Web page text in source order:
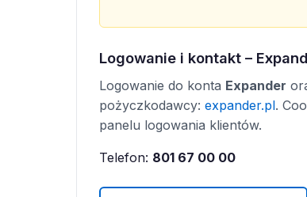
Logowanie i kontakt –
Logowanie do konta Expander
pożyczkodawcy: expander.pl.
panelu logowania klientów.
Telefon: 801 67 00 00